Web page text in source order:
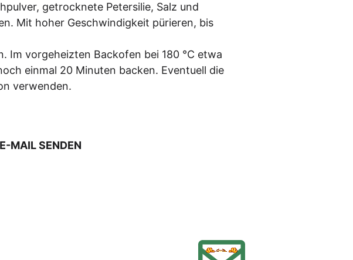
getrock­ne­te Peter­si­lie, Salz und
Mit hoher Geschwin­dig­keit pürie­ren, bis
Im vor­ge­heiz­ten Back­ofen bei 180 °C etwa
ein­mal 20 Minu­ten backen. Even­tu­ell die
verwenden.
MAIL SENDEN